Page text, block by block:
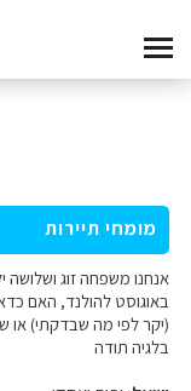
מומחי תיירות
אנחנו משפחה זוג ושלושה
באוגוסט להולנד, האם
(יקר לפי מה שבדקתי) או
בלגיה תודה